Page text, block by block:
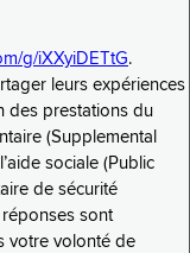
g/iXXyiDETtG.
leurs expériences
des prestations du
(Supplemental
sociale (Public
de sécurité
réponses sont
votre volonté de